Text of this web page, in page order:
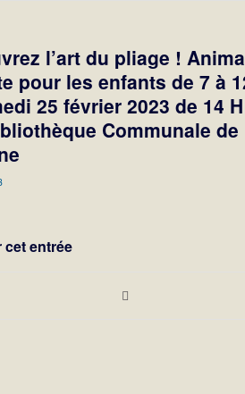
l’art du pliage !
pour les enfants de 7 à
25 février 2023 de 14
Communale de
cet entrée